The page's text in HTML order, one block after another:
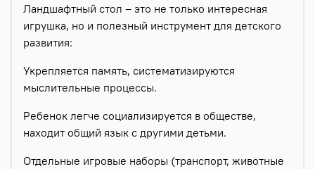
Ландшафтный стол – это не только интересная
игрушка, но и полезный инструмент для детского
развития:
Укрепляется память, систематизируются
мыслительные процессы.
Ребенок легче социализируется в обществе,
находит общий язык с другими детьми.
Отдельные игровые наборы (транспорт, животные